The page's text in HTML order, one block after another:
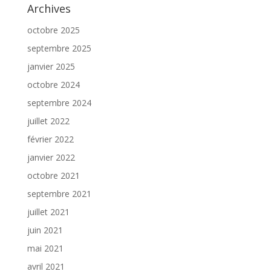
Archives
octobre 2025
septembre 2025
janvier 2025
octobre 2024
septembre 2024
juillet 2022
février 2022
janvier 2022
octobre 2021
septembre 2021
juillet 2021
juin 2021
mai 2021
avril 2021